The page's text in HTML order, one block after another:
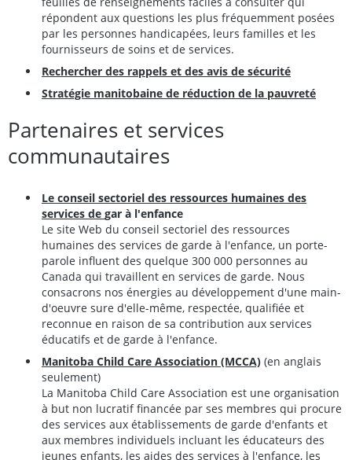
répondent aux questions les plus fréquemment posées
par les personnes handicapées, leurs familles et les
fournisseurs de soins et de services.
Rechercher des rappels et des avis de sécurité
Stratégie manitobaine de réduction de la pauvreté
Partenaires et services
communautaires
Le conseil sectoriel des ressources humaines des
services de gar à l'enfance
Le site Web du conseil sectoriel des ressources
humaines des services de garde à l'enfance, un porte-
parole influent des quelque 300 000 personnes au
Canada qui travaillent en services de garde. Nous
consacrons nos énergies au développement d'une main-
d'oeuvre sure d'elle-même, respectée, qualifiée et
reconnue en raison de sa contribution aux services
éducatifs et de garde à l'enfance.
Manitoba Child Care Association (MCCA) (en anglais
seulement)
La Manitoba Child Care Association est une organisation
à but non lucratif financée par ses membres qui procure
des services aux établissements de garde d'enfants et
aux membres individuels incluant les éducateurs des
jeunes enfants, les aides des services à l'enfance, les